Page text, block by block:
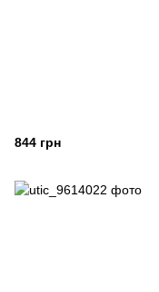
844 грн